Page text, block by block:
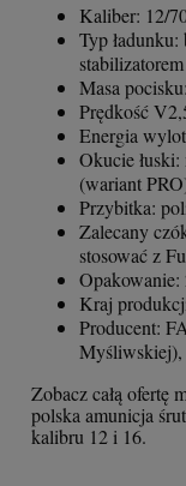
Kaliber: 12/
Typ
stabilizatorem
Masa
Prędkość
Energia
Okucie
(wariant
Przybitka:
Zalecany
stosować z
Opakowanie:
Kraj
Producent:
Zobacz całą ofertę
polska amunicja
kalibru 12 i 16.